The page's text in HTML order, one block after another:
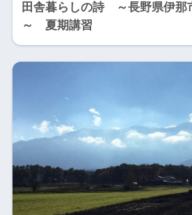
田舎暮らしの詩 ～長野県伊
～ 夏期講習